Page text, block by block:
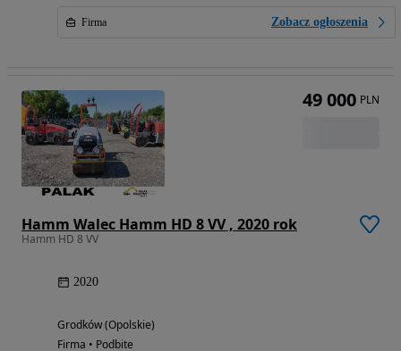
Firma Zobacz ogłoszenia
Hamm Walec Hamm HD 8 VV , 2020 rok
Hamm HD 8 VV
2020
Grodków (Opolskie)
Firma • Podbite
49 000 PLN